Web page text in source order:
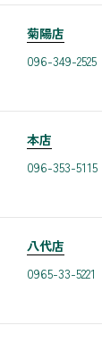
菊陽店
096-349-2525
本店
096-353-5115
八代店
0965-33-5221